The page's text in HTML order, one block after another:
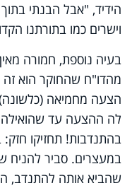
הידיד, "אבל הבנתי
וישרים כמו בתורתנו
בעיה נוספת, חמורה
מהדו"ח שהחוקר הוא
לה ההצעה עד שהואילה
בהתנדבות! תחזיקו
במעצרים. סביר להניח
שהביא אותה להתנדב,